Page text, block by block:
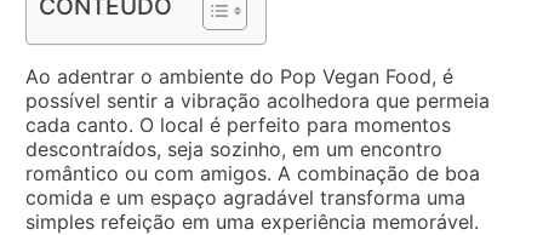
CONTEÚDO
Ao adentrar o ambiente do Pop Vegan Food, é
possível sentir a vibração acolhedora que permeia
cada canto. O local é perfeito para momentos
descontraídos, seja sozinho, em um encontro
romântico ou com amigos. A combinação de boa
comida e um espaço agradável transforma uma
simples refeição em uma experiência memorável.